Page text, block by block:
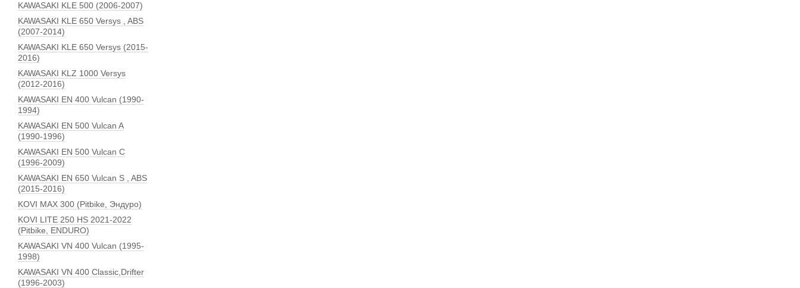
KAWASAKI KLE 500 (2006-2007)
KAWASAKI KLE 650 Versys , ABS
(2007-2014)
KAWASAKI KLE 650 Versys (2015-
2016)
KAWASAKI KLZ 1000 Versys
(2012-2016)
KAWASAKI EN 400 Vulcan (1990-
1994)
KAWASAKI EN 500 Vulcan A
(1990-1996)
KAWASAKI EN 500 Vulcan C
(1996-2009)
KAWASAKI EN 650 Vulcan S , ABS
(2015-2016)
KOVI MAX 300 (Pitbike, Эндуро)
KOVI LITE 250 HS 2021-2022
(Pitbike, ENDURO)
KAWASAKI VN 400 Vulcan (1995-
1998)
KAWASAKI VN 400 Classic,Drifter
(1996-2003)